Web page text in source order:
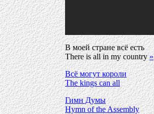
В моей стране всё есть
There is all in my country»
Всё могут короли
The kings can all
Гимн Думы
Hymn of the Assembly